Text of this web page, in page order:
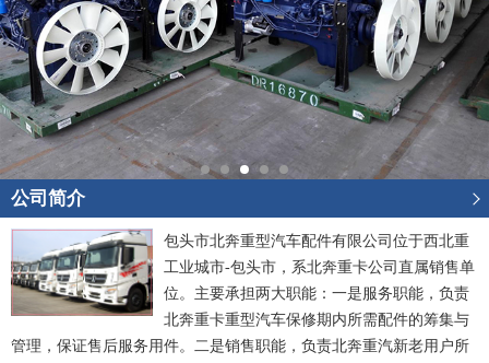
公司简介
包头市北奔重型汽车配件有限公司位于西北重
工业城市-包头市，系北奔重卡公司直属销售单
位。主要承担两大职能：一是服务职能，负责
北奔重卡重型汽车保修期内所需配件的筹集与
管理，保证售后服务用件。二是销售职能，负责北奔重汽新老用户所